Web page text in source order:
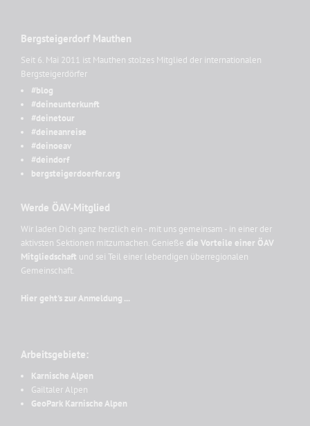
Bergsteigerdorf Mauthen
Seit 6. Mai 2011 ist Mauthen stolzes Mitglied der internationalen
Bergsteigerdörfer
#blog
#deineunterkunft
#deinetour
#deineanreise
#deinoeav
#deindorf
bergsteigerdoerfer.org
Werde ÖAV-Mitglied
Wir laden Dich ganz herzlich ein - mit uns gemeinsam - in einer der
aktivsten Sektionen mitzumachen. Genieße die Vorteile einer ÖAV
Mitgliedschaft und sei Teil einer lebendigen überregionalen
Gemeinschaft.
Hier geht's zur Anmeldung ...
Arbeitsgebiete:
Karnische Alpen
Gailtaler Alpen
GeoPark Karnische Alpen